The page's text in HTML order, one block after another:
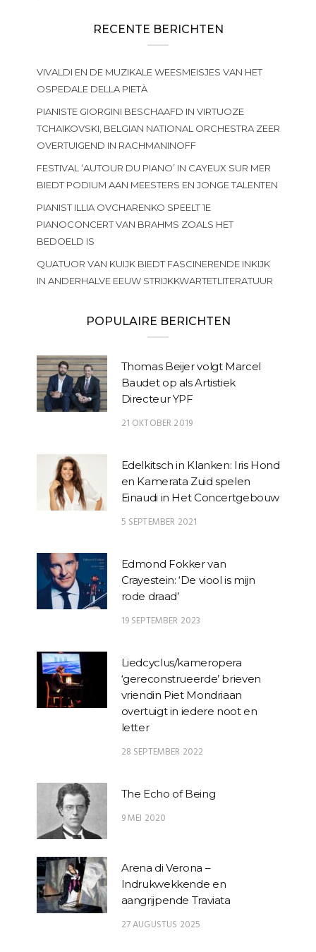
RECENTE BERICHTEN
VIVALDI EN DE MUZIKALE WEESMEISJES VAN HET
OSPEDALE DELLA PIETÀ
PIANISTE GIORGINI BESCHAAFD IN VIRTUOZE
TCHAIKOVSKI, BELGIAN NATIONAL ORCHESTRA ZEER
OVERTUIGEND IN RACHMANINOFF
FESTIVAL ‘AUTOUR DU PIANO’ IN CAYEUX SUR MER
BIEDT PODIUM AAN MEESTERS EN JONGE TALENTEN
PIANIST ILLIA OVCHARENKO SPEELT 1E
PIANOCONCERT VAN BRAHMS ZOALS HET
BEDOELD IS
QUATUOR VAN KUIJK BIEDT FASCINERENDE INKIJK
IN ANDERHALVE EEUW STRIJKKWARTETLITERATUUR
POPULAIRE BERICHTEN
Thomas Beijer volgt Marcel
Baudet op als Artistiek
Directeur YPF
21 OKTOBER 2019
Edelkitsch in Klanken: Iris Hond
en Kamerata Zuid spelen
Einaudi in Het Concertgebouw
5 SEPTEMBER 2021
Edmond Fokker van
Crayestein: ‘De viool is mijn
rode draad’
19 SEPTEMBER 2023
Liedcyclus/kameropera
‘gereconstrueerde’ brieven
vriendin Piet Mondriaan
overtuigt in iedere noot en
letter
28 SEPTEMBER 2022
The Echo of Being
9 MEI 2020
Arena di Verona –
Indrukwekkende en
aangrijpende Traviata
27 AUGUSTUS 2025